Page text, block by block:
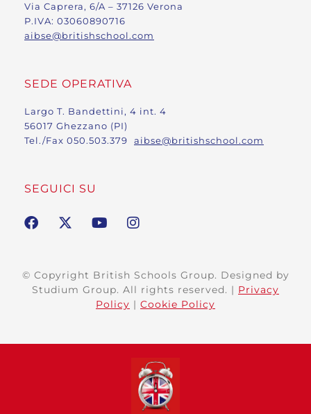
Via Caprera, 6/A – 37126 Verona
P.IVA: 03060890716
aibse@britishschool.com
SEDE OPERATIVA
Largo T. Bandettini, 4 int. 4
56017 Ghezzano (PI)
Tel./Fax 050.503.379 aibse@britishschool.com
SEGUICI SU
© Copyright British Schools Group. Designed by
Studium Group. All rights reserved. | Privacy
Policy | Cookie Policy